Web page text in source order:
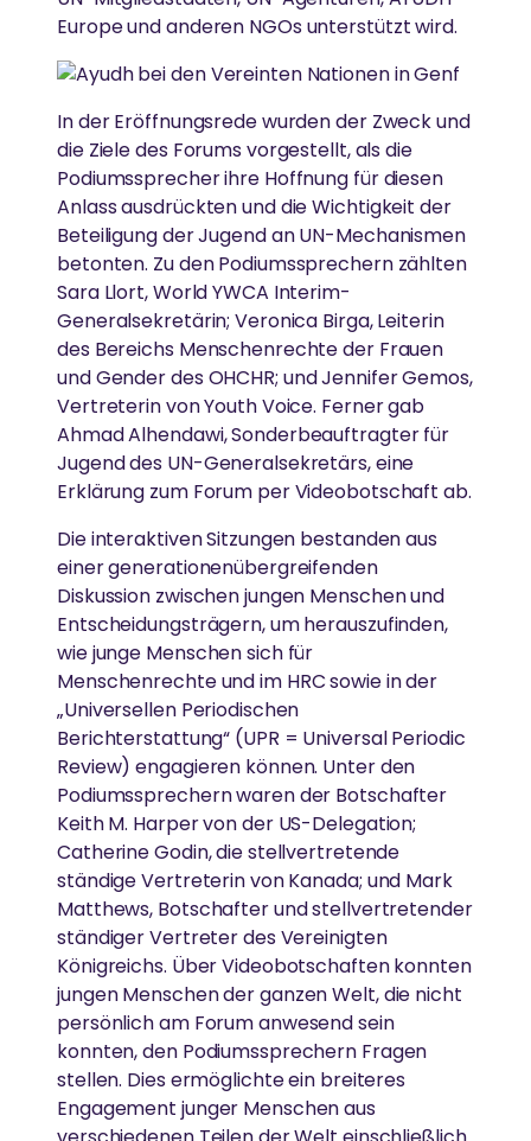
Europe und anderen NGOs unterstützt wird.
In der Eröffnungsrede wurden der Zweck und
die Ziele des Forums vorgestellt, als die
Podiumssprecher ihre Hoffnung für diesen
Anlass ausdrückten und die Wichtigkeit der
Beteiligung der Jugend an UN-Mechanismen
betonten. Zu den Podiumssprechern zählten
Sara Llort, World YWCA Interim-
Generalsekretärin; Veronica Birga, Leiterin
des Bereichs Menschenrechte der Frauen
und Gender des OHCHR; und Jennifer Gemos,
Vertreterin von Youth Voice. Ferner gab
Ahmad Alhendawi, Sonderbeauftragter für
Jugend des UN-Generalsekretärs, eine
Erklärung zum Forum per Videobotschaft ab.
Die interaktiven Sitzungen bestanden aus
einer generationenübergreifenden
Diskussion zwischen jungen Menschen und
Entscheidungsträgern, um herauszufinden,
wie junge Menschen sich für
Menschenrechte und im HRC sowie in der
„Universellen Periodischen
Berichterstattung“ (UPR = Universal Periodic
Review) engagieren können. Unter den
Podiumssprechern waren der Botschafter
Keith M. Harper von der US-Delegation;
Catherine Godin, die stellvertretende
ständige Vertreterin von Kanada; und Mark
Matthews, Botschafter und stellvertretender
ständiger Vertreter des Vereinigten
Königreichs. Über Videobotschaften konnten
jungen Menschen der ganzen Welt, die nicht
persönlich am Forum anwesend sein
konnten, den Podiumssprechern Fragen
stellen. Dies ermöglichte ein breiteres
Engagement junger Menschen aus